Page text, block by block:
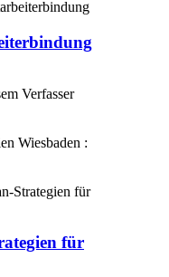
Verfasser
Wiesbaden :
für